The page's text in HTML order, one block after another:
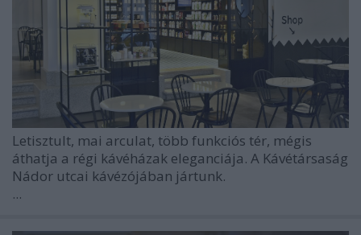
Letisztult, mai arculat, több funkciós tér, mégis
áthatja a régi kávéházak eleganciája. A Kávétársaság
Nádor utcai kávézójában jártunk.
...